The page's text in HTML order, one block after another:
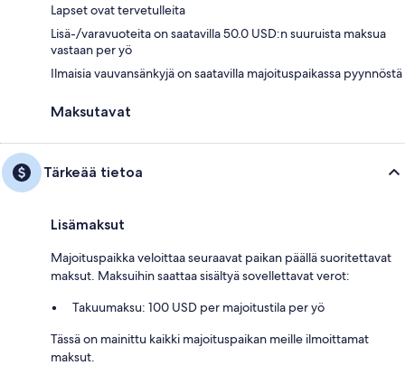
Lapset ovat tervetulleita
Lisä-/varavuoteita on saatavilla 50.0 USD:n suuruista maksua
vastaan per yö
Ilmaisia vauvansänkyjä on saatavilla majoituspaikassa pyynnöstä
Maksutavat
Tärkeää tietoa
Lisämaksut
Majoituspaikka veloittaa seuraavat paikan päällä suoritettavat
maksut. Maksuihin saattaa sisältyä sovellettavat verot:
Takuumaksu: 100 USD per majoitustila per yö
Tässä on mainittu kaikki majoituspaikan meille ilmoittamat
maksut.